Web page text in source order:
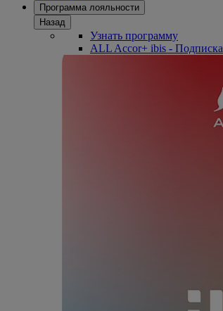
Программа лояльности
Назад
Узнать программу
ALL Accor+ ibis - Подписка